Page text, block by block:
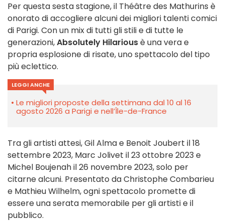
Per questa sesta stagione, il Théâtre des Mathurins è
onorato di accogliere alcuni dei migliori talenti comici
di Parigi. Con un mix di tutti gli stili e di tutte le
generazioni,Absolutely Hilariousè una vera e
propria esplosione di risate, uno spettacolo del tipo
più eclettico.
LEGGI ANCHE
Le migliori proposte della settimana dal 10 al 16
agosto 2026 a Parigi e nell’Île-de-France
Tra gli artisti attesi, Gil Alma e Benoit Joubert il 18
settembre 2023, Marc Jolivet il 23 ottobre 2023 e
Michel Boujenah il 26 novembre 2023, solo per
citarne alcuni. Presentato da Christophe Combarieu
e Mathieu Wilhelm, ogni spettacolo promette di
essere una serata memorabile per gli artisti e il
pubblico.